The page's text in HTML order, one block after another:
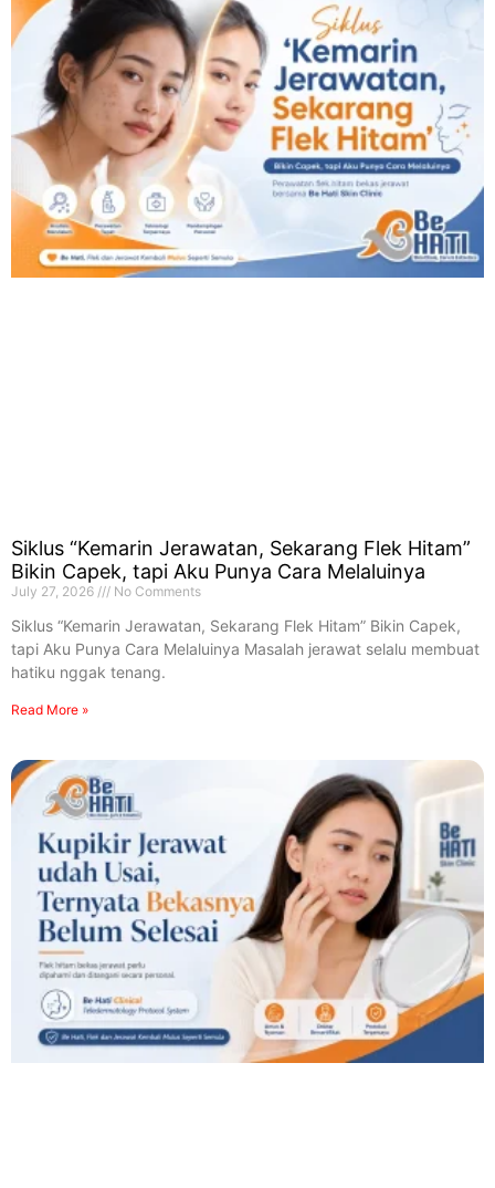
Siklus “Kemarin Jerawatan, Sekarang Flek Hitam”
Bikin Capek, tapi Aku Punya Cara Melaluinya
July 27, 2026 No Comments
Siklus “Kemarin Jerawatan, Sekarang Flek Hitam” Bikin Capek,
tapi Aku Punya Cara Melaluinya Masalah jerawat selalu membuat
hatiku nggak tenang.
Read More »